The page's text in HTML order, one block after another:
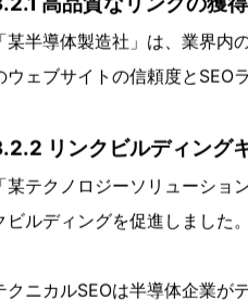
大幅に短縮しました。これによ
3.1.2 CDNの利用
「某エレクトロニクス社」は
3.2 バックリンク戦略とそ
強力なバックリンクプロファ